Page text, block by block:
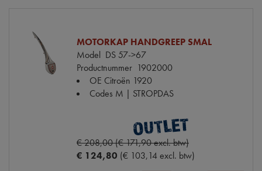
MOTORKAP HANDGREEP SMAL
Model DS 57->67
Productnummer 1902000
OE Citroën 1920
Codes M | STROPDAS
€ 208,00 (€ 171,90 excl. btw)
€ 124,80 (€ 103,14 excl. btw)